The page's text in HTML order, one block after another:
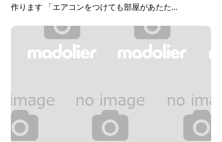
作ります 「エアコンをつけても部屋があたた...